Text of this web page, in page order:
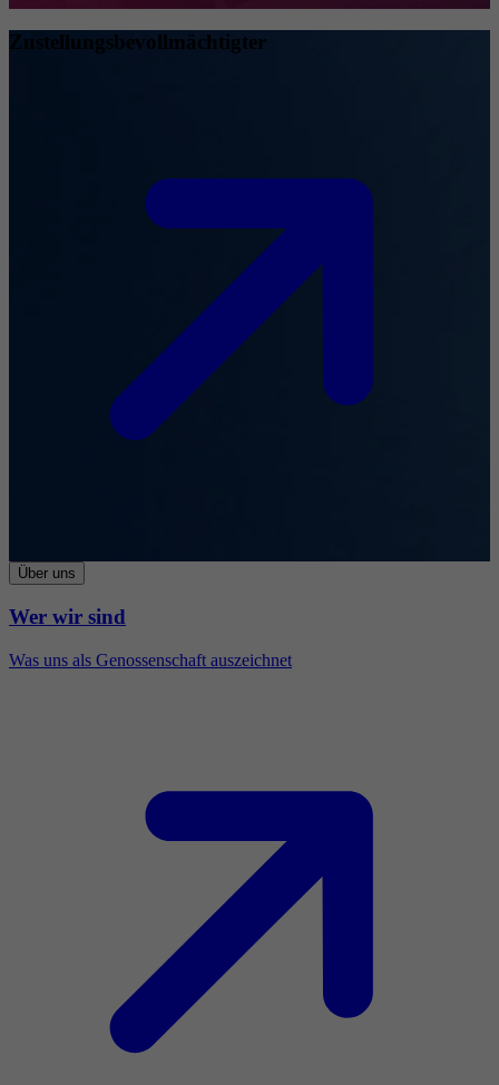
Zustellungsbevollmächtigter
Über uns
Wer wir sind
Was uns als Genossenschaft auszeichnet